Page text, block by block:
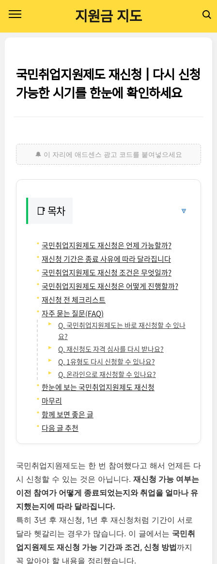
지원금 지도
국민취업지원제도 재신청 | 다시 신청
가능한 시기를 한눈에 확인하세요
📑 목차 🔽
국민취업지원제도 재신청은 언제 가능할까?
재신청 기간은 종료 사유에 따라 달라집니다
국민취업지원제도 재신청 조건은 무엇일까?
국민취업지원제도 재신청은 어떻게 진행할까?
재신청 전 체크리스트
자주 묻는 질문(FAQ)
Q. 국민취업지원제도는 바로 재신청할 수 있나
요?
Q. 재신청도 자격 심사를 다시 받나요?
Q. 1유형도 다시 신청할 수 있나요?
Q. 온라인으로 재신청할 수 있나요?
한눈에 보는 국민취업지원제도 재신청
마무리
함께 보면 좋은 글
다음 글 추천
국민취업지원제도는 한 번 참여했다고 해서 언제든 다
시 신청할 수 있는 것은 아닙니다. 재신청 가능 여부는
이전 참여가 어떻게 종료되었는지와 취업을 얼마나 유
지했는지에 따라 달라집니다.
특히 3년 후 재신청, 1년 후 재신청처럼 기간이 서로
달라 헷갈리는 경우가 많습니다. 이 글에서는 국민취
업지원제도 재신청 가능 기간과 조건, 신청 방법까지
꼭 알아야 할 내용을 정리했습니다.